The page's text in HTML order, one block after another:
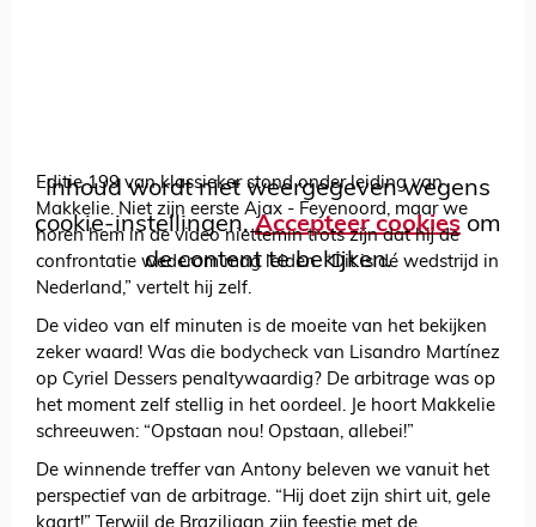
Inhoud wordt niet weergegeven wegens
cookie-instellingen.Accepteer cookies om
de content te bekijken.
Editie 199 van klassieker stond onder leiding van
Makkelie. Niet zijn eerste Ajax - Feyenoord, maar we
horen hem in de video niettemin trots zijn dat hij de
confrontatie wederom mag leiden. “Dit is dé wedstrijd in
Nederland,” vertelt hij zelf.
De video van elf minuten is de moeite van het bekijken
zeker waard! Was die bodycheck van Lisandro Martínez
op Cyriel Dessers penaltywaardig? De arbitrage was op
het moment zelf stellig in het oordeel. Je hoort Makkelie
schreeuwen: “Opstaan nou! Opstaan, allebei!”
De winnende treffer van Antony beleven we vanuit het
perspectief van de arbitrage. “Hij doet zijn shirt uit, gele